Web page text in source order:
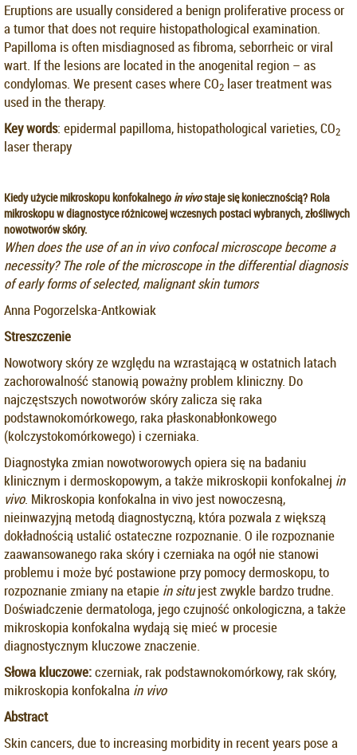
Eruptions are usually considered a benign proliferative process or
a tumor that does not require histopathological examination.
Papilloma is often misdiagnosed as fibroma, seborrheic or viral
wart. If the lesions are located in the anogenital region – as
condylomas. We present cases where CO2 laser treatment was
used in the therapy.
Key words: epidermal papilloma, histopathological varieties, CO2
laser therapy
Kiedy użycie mikroskopu konfokalnego in vivostaje się koniecznością? Rola
mikroskopu w diagnostyce różnicowej wczesnych postaci wybranych, złośliwych
nowotworów skóry.
When does the use of an in vivo confocal microscope become a
necessity? The role of the microscope in the differential diagnosis
of early forms of selected, malignant skin tumors
Anna Pogorzelska-Antkowiak
Streszczenie
Nowotwory skóry ze względu na wzrastającą w ostatnich latach
zachorowalność stanowią poważny problem kliniczny. Do
najczęstszych nowotworów skóry zalicza się raka
podstawnokomórkowego, raka płaskonabłonkowego
(kolczystokomórkowego) i czerniaka.
Diagnostyka zmian nowotworowych opiera się na badaniu
klinicznym i dermoskopowym, a także mikroskopii konfokalnej in
vivo. Mikroskopia konfokalna in vivo jest nowoczesną,
nieinwazyjną metodą diagnostyczną, która pozwala z większą
dokładnością ustalić ostateczne rozpoznanie. O ile rozpoznanie
zaawansowanego raka skóry i czerniaka na ogół nie stanowi
problemu i może być postawione przy pomocy dermoskopu, to
rozpoznanie zmiany na etapie in situjest zwykle bardzo trudne.
Doświadczenie dermatologa, jego czujność onkologiczna, a także
mikroskopia konfokalna wydają się mieć w procesie
diagnostycznym kluczowe znaczenie.
Słowa kluczowe:czerniak, rak podstawnokomórkowy, rak skóry,
mikroskopia konfokalna in vivo
Abstract
Skin cancers, due to increasing morbidity in recent years pose a